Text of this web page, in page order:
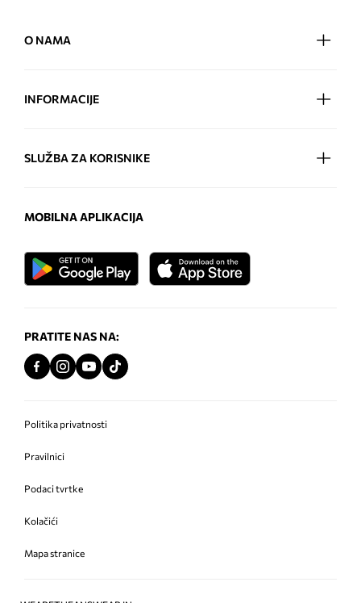
O NAMA
INFORMACIJE
SLUŽBA ZA KORISNIKE
MOBILNA APLIKACIJA
PRATITE NAS NA:
Politika privatnosti
Pravilnici
Podaci tvrtke
Kolačići
Mapa stranice